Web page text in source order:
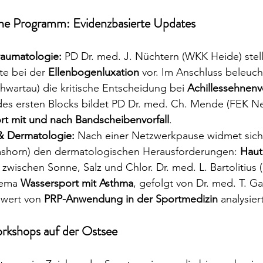
Programm: Evidenzbasierte Updates
PD Dr. med. J. Nüchtern (WKK Heide)
bei der Ellenbogenluxation vor. Im Anschluss
die kritische Entscheidung bei
ersten Blocks bildet PD Dr. med. Ch. Mende (FEK
mit und nach Bandscheibenvorfall .
Dermatologie: Nach einer Netzwerkpause widmet
den dermatologischen Herausforderungen:
zwischen Sonne, Salz und Chlor. Dr. med. L. Bartolitius
Wassersport mit Asthma, gefolgt von Dr. med. T.
von PRP-Anwendung in der Sportmedizin
auf der Ostsee